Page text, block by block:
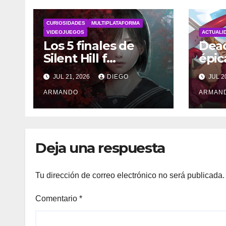
CURIOSIDADES
MULTIPLATAFORMA
VIDEOJUEGOS
Los 5 finales de
Silent Hill f
explicado
JUL 21, 2026 DIEGO
ARMANDO
JUL
Deja una respuesta
Tu dirección de correo electrónico no será publicada.
Comentario *